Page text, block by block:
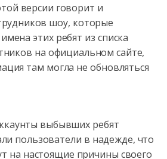
версии говорит и
шоу, которые
этих ребят из списка
на официальном сайте,
там могла не обновляться
выбывших ребят
пользователи в надежде, что
на настоящие причины своего